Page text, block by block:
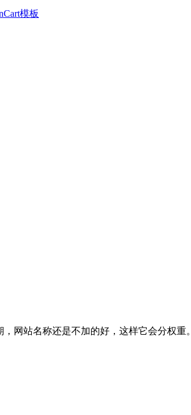
网站名称还是不加的好，这样它会分权重